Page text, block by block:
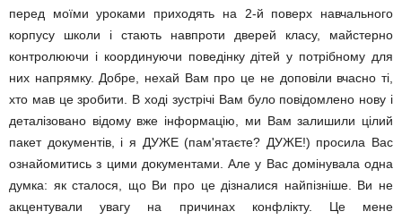
перед моїми уроками приходять на 2-й поверх навчального
корпусу школи і стають навпроти дверей класу, майстерно
контролюючи і координуючи поведінку дітей у потрібному для
них напрямку. Добре, нехай Вам про це не доповіли вчасно ті,
хто мав це зробити. В ході зустрічі Вам було повідомлено нову і
деталізовано відому вже інформацію, ми Вам залишили цілий
пакет документів, і я ДУЖЕ (пам'ятаєте? ДУЖЕ!) просила Вас
ознайомитись з цими документами. Але у Вас домінувала одна
думка: як сталося, що Ви про це дізналися найпізніше. Ви не
акцентували увагу на причинах конфлікту. Це мене